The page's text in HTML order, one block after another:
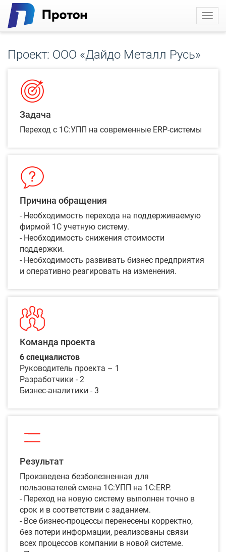
Проект: ООО «Дайдо Металл Русь»
Задача
Переход с 1С:УПП на современные ERP-системы
Причина обращения
- Необходимость перехода на поддерживаемую
фирмой 1С учетную систему.
- Необходимость снижения стоимости
поддержки.
- Необходимость развивать бизнес предприятия
и оперативно реагировать на изменения.
Команда проекта
6 специалистов
Руководитель проекта – 1
Разработчики - 2
Бизнес-аналитики - 3
Результат
Произведена безболезненная для
пользователей смена 1С:УПП на 1С:ERP.
- Переход на новую систему выполнен точно в
срок и в соответствии с заданием.
- Все бизнес-процессы перенесены корректно,
без потери информации, реализованы связи
всех процессов компании в новой системе.